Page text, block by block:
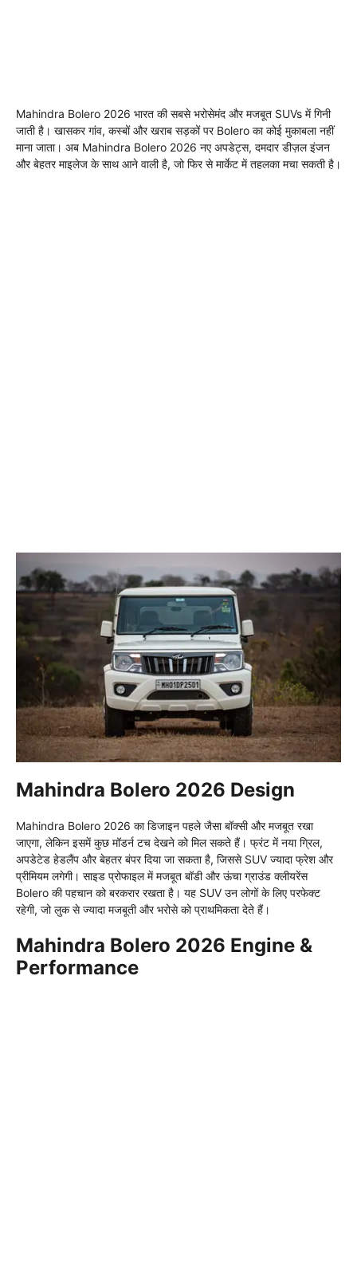
Mahindra Bolero 2026 भारत की सबसे भरोसेमंद और मजबूत SUVs में गिनी
जाती है। खासकर गांव, कस्बों और खराब सड़कों पर Bolero का कोई मुकाबला नहीं
माना जाता। अब Mahindra Bolero 2026 नए अपडेट्स, दमदार डीज़ल इंजन
और बेहतर माइलेज के साथ आने वाली है, जो फिर से मार्केट में तहलका मचा सकती है।
Mahindra Bolero 2026 Design
Mahindra Bolero 2026 का डिजाइन पहले जैसा बॉक्सी और मजबूत रखा
जाएगा, लेकिन इसमें कुछ मॉडर्न टच देखने को मिल सकते हैं। फ्रंट में नया ग्रिल,
अपडेटेड हेडलैंप और बेहतर बंपर दिया जा सकता है, जिससे SUV ज्यादा फ्रेश और
प्रीमियम लगेगी। साइड प्रोफाइल में मजबूत बॉडी और ऊंचा ग्राउंड क्लीयरेंस
Bolero की पहचान को बरकरार रखता है। यह SUV उन लोगों के लिए परफेक्ट
रहेगी, जो लुक से ज्यादा मजबूती और भरोसे को प्राथमिकता देते हैं।
Mahindra Bolero 2026 Engine &
Performance